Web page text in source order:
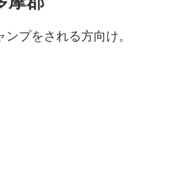
プをされる方向け。